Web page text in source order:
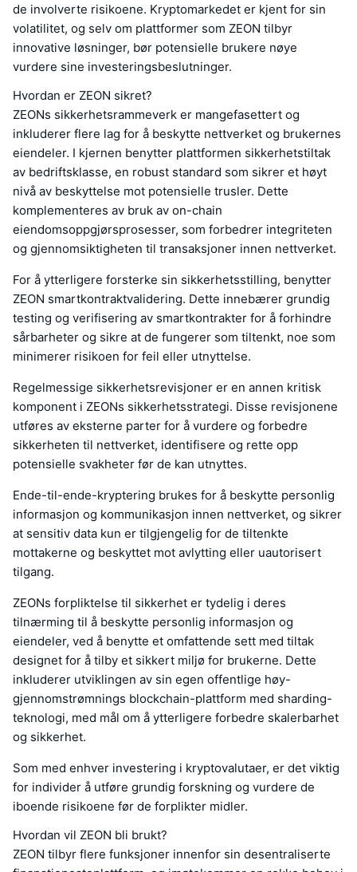
de involverte risikoene. Kryptomarkedet er kjent for sin
volatilitet, og selv om plattformer som ZEON tilbyr
innovative løsninger, bør potensielle brukere nøye
vurdere sine investeringsbeslutninger.
Hvordan er ZEON sikret?
ZEONs sikkerhetsrammeverk er mangefasettert og
inkluderer flere lag for å beskytte nettverket og brukernes
eiendeler. I kjernen benytter plattformen sikkerhetstiltak
av bedriftsklasse, en robust standard som sikrer et høyt
nivå av beskyttelse mot potensielle trusler. Dette
komplementeres av bruk av on-chain
eiendomsoppgjørsprosesser, som forbedrer integriteten
og gjennomsiktigheten til transaksjoner innen nettverket.
For å ytterligere forsterke sin sikkerhetsstilling, benytter
ZEON smartkontraktvalidering. Dette innebærer grundig
testing og verifisering av smartkontrakter for å forhindre
sårbarheter og sikre at de fungerer som tiltenkt, noe som
minimerer risikoen for feil eller utnyttelse.
Regelmessige sikkerhetsrevisjoner er en annen kritisk
komponent i ZEONs sikkerhetsstrategi. Disse revisjonene
utføres av eksterne parter for å vurdere og forbedre
sikkerheten til nettverket, identifisere og rette opp
potensielle svakheter før de kan utnyttes.
Ende-til-ende-kryptering brukes for å beskytte personlig
informasjon og kommunikasjon innen nettverket, og sikrer
at sensitiv data kun er tilgjengelig for de tiltenkte
mottakerne og beskyttet mot avlytting eller uautorisert
tilgang.
ZEONs forpliktelse til sikkerhet er tydelig i deres
tilnærming til å beskytte personlig informasjon og
eiendeler, ved å benytte et omfattende sett med tiltak
designet for å tilby et sikkert miljø for brukerne. Dette
inkluderer utviklingen av sin egen offentlige høy-
gjennomstrømnings blockchain-plattform med sharding-
teknologi, med mål om å ytterligere forbedre skalerbarhet
og sikkerhet.
Som med enhver investering i kryptovalutaer, er det viktig
for individer å utføre grundig forskning og vurdere de
iboende risikoene før de forplikter midler.
Hvordan vil ZEON bli brukt?
ZEON tilbyr flere funksjoner innenfor sin desentraliserte